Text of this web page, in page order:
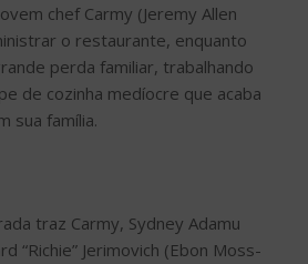
chef Carmy (Jeremy Allen
o restaurante, enquanto
perda familiar, trabalhando
de cozinha medíocre que acaba
sua família.
traz Carmy, Sydney Adamu
“Richie” Jerimovich (Ebon Moss-